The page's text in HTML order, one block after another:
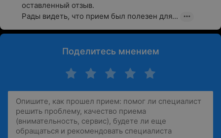
оставленный отзыв.
Рады видеть, что прием был полезен для...
Поделитесь мнением